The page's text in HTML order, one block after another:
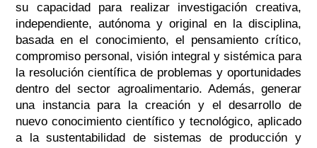
su capacidad para realizar investigación creativa,
independiente, autónoma y original en la disciplina,
basada en el conocimiento, el pensamiento crítico,
compromiso personal, visión integral y sistémica para
la resolución científica de problemas y oportunidades
dentro del sector agroalimentario. Además, generar
una instancia para la creación y el desarrollo de
nuevo conocimiento científico y tecnológico, aplicado
a la sustentabilidad de sistemas de producción y